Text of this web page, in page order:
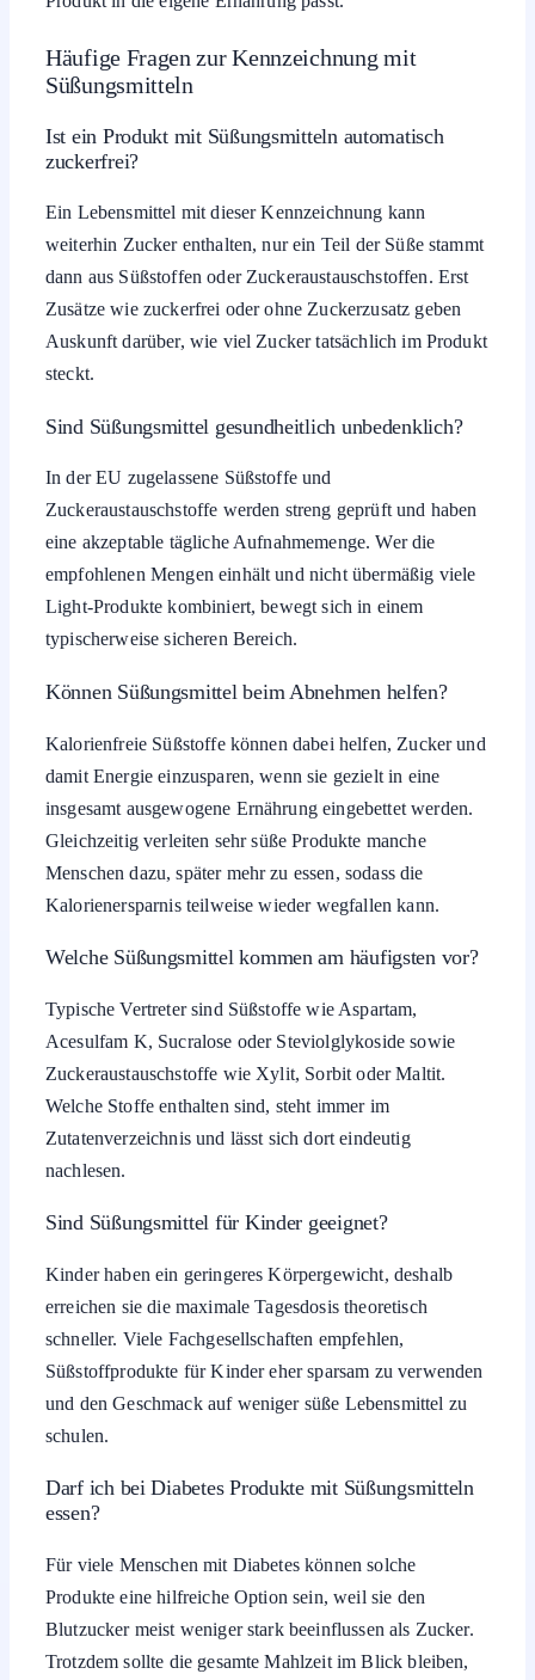
Häufige Fragen zur Kennzeichnung mit
Süßungsmitteln
Ist ein Produkt mit Süßungsmitteln automatisch
zuckerfrei?
Ein Lebensmittel mit dieser Kennzeichnung kann
weiterhin Zucker enthalten, nur ein Teil der Süße stammt
dann aus Süßstoffen oder Zuckeraustauschstoffen. Erst
Zusätze wie zuckerfrei oder ohne Zuckerzusatz geben
Auskunft darüber, wie viel Zucker tatsächlich im Produkt
steckt.
Sind Süßungsmittel gesundheitlich unbedenklich?
In der EU zugelassene Süßstoffe und
Zuckeraustauschstoffe werden streng geprüft und haben
eine akzeptable tägliche Aufnahmemenge. Wer die
empfohlenen Mengen einhält und nicht übermäßig viele
Light-Produkte kombiniert, bewegt sich in einem
typischerweise sicheren Bereich.
Können Süßungsmittel beim Abnehmen helfen?
Kalorienfreie Süßstoffe können dabei helfen, Zucker und
damit Energie einzusparen, wenn sie gezielt in eine
insgesamt ausgewogene Ernährung eingebettet werden.
Gleichzeitig verleiten sehr süße Produkte manche
Menschen dazu, später mehr zu essen, sodass die
Kalorienersparnis teilweise wieder wegfallen kann.
Welche Süßungsmittel kommen am häufigsten vor?
Typische Vertreter sind Süßstoffe wie Aspartam,
Acesulfam K, Sucralose oder Steviolglykoside sowie
Zuckeraustauschstoffe wie Xylit, Sorbit oder Maltit.
Welche Stoffe enthalten sind, steht immer im
Zutatenverzeichnis und lässt sich dort eindeutig
nachlesen.
Sind Süßungsmittel für Kinder geeignet?
Kinder haben ein geringeres Körpergewicht, deshalb
erreichen sie die maximale Tagesdosis theoretisch
schneller. Viele Fachgesellschaften empfehlen,
Süßstoffprodukte für Kinder eher sparsam zu verwenden
und den Geschmack auf weniger süße Lebensmittel zu
schulen.
Darf ich bei Diabetes Produkte mit Süßungsmitteln
essen?
Für viele Menschen mit Diabetes können solche
Produkte eine hilfreiche Option sein, weil sie den
Blutzucker meist weniger stark beeinflussen als Zucker.
Trotzdem sollte die gesamte Mahlzeit im Blick bleiben,